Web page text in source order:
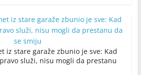
iz stare garaže zbunio je sve: Kad
služi, nisu mogli da prestanu